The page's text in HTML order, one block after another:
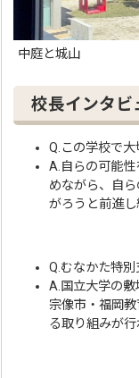
中庭と城山
校長インタビ
Q.この学校で
A.自らの可能
めながら、自
がろうと前進し
Q.むなかた特
A.国立大学の敷
宗像市・福岡
る取り組みが行